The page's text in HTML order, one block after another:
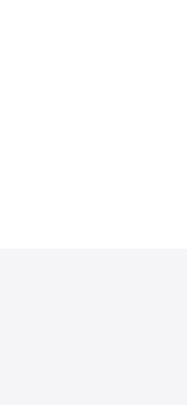
（仲裁/法院、韩国或